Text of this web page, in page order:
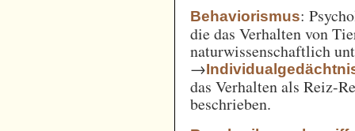
Behaviorismus:
die das Verhalten von
naturwissenschaftlich
→
das Verhalten als Reiz-
beschrieben.